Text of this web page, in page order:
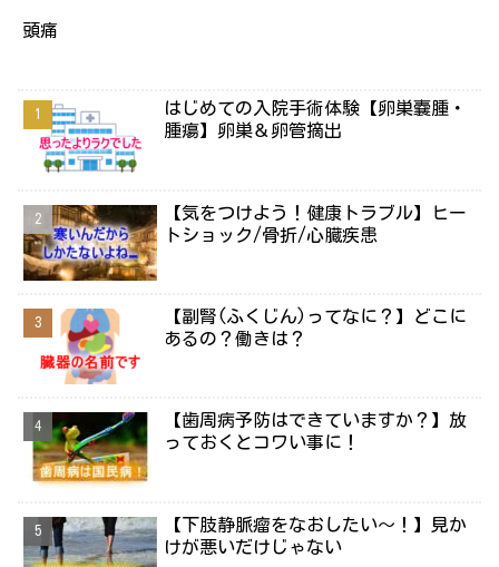
頭痛
はじめての入院手術体験【卵巣嚢腫・
腫瘍】卵巣＆卵管摘出
【気をつけよう！健康トラブル】ヒー
トショック/骨折/心臓疾患
【副腎(ふくじん)ってなに？】どこに
あるの？働きは？
【歯周病予防はできていますか？】放
っておくとコワい事に！
【下肢静脈瘤をなおしたい～！】見か
けが悪いだけじゃない